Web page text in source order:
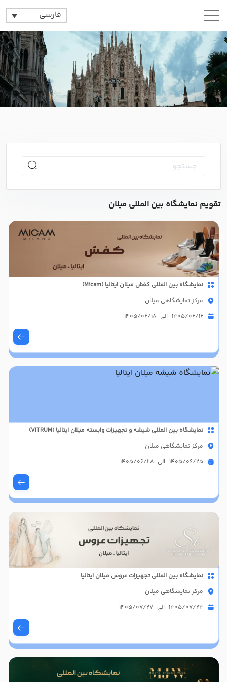
فارسی
تقویم نمایشگاه بین المللی میلان
نمایشگاه بین المللی کفش میلان ایتالیا (Micam)
مرکز نمایشگاهی میلان
1405/06/16 الی 1405/06/18
نمایشگاه بین المللی شیشه و تجهیزات وابسته میلان ایتالیا (VITRUM)
مرکز نمایشگاهی میلان
1405/06/25 الی 1405/06/28
نمایشگاه بین المللی تجهیزات عروس میلان ایتالیا
مرکز نمایشگاهی میلان
1405/07/24 الی 1405/07/27